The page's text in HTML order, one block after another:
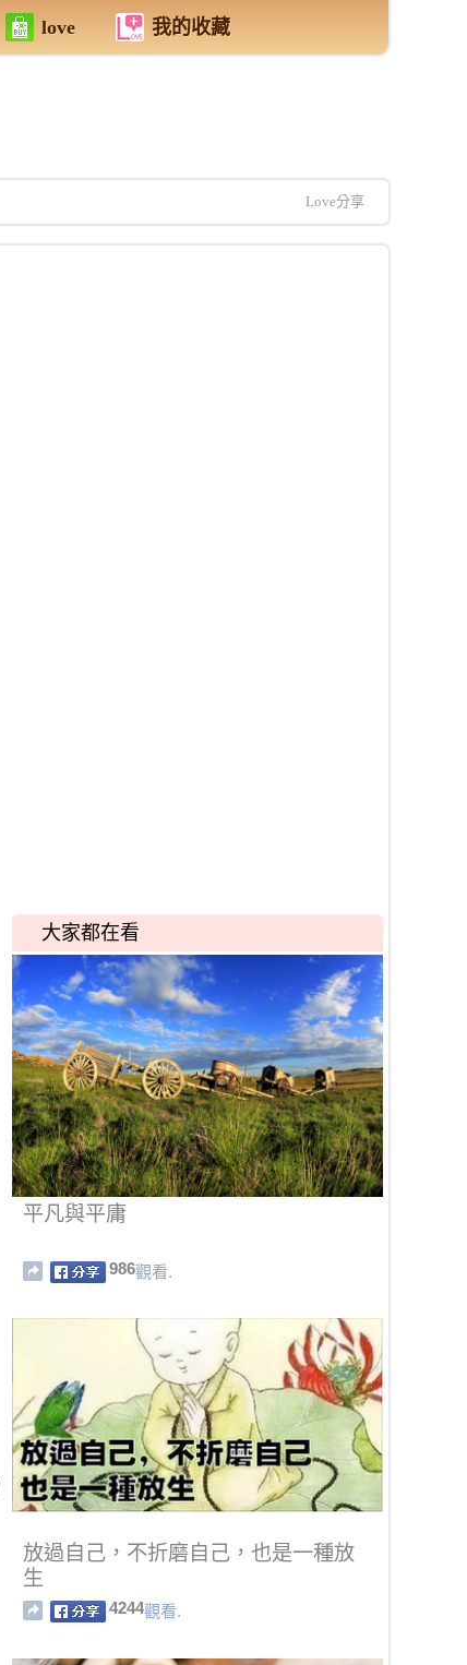
love 我的收藏
Love分享
大家都在看
平凡與平庸
986觀看.
放過自己，不折磨自己，也是一種放
生
4244觀看.